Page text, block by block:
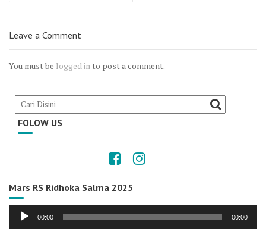
Leave a Comment
You must be logged in to post a comment.
FOLOW US
Mars RS Ridhoka Salma 2025
Audio
00:00 00:00